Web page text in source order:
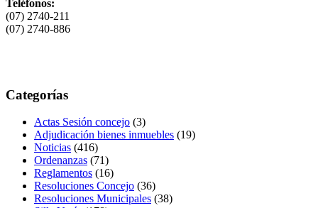
Teléfonos:
(07) 2740-211
(07) 2740-886
Categorías
Actas Sesión concejo (3)
Adjudicación bienes inmuebles (19)
Noticias (416)
Ordenanzas (71)
Reglamentos (16)
Resoluciones Concejo (36)
Resoluciones Municipales (38)